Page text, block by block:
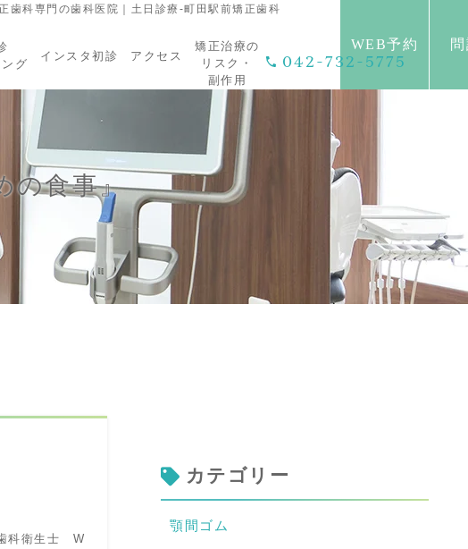
グ
インスタ初診 アクセス
矯正治療の
リスク・
副作用
042-732-5775
WEB予約
歯科専門の歯科医院｜土日診療-町田駅前矯正歯科
の食事』
科衛生士 W
カテゴリー
顎間ゴム